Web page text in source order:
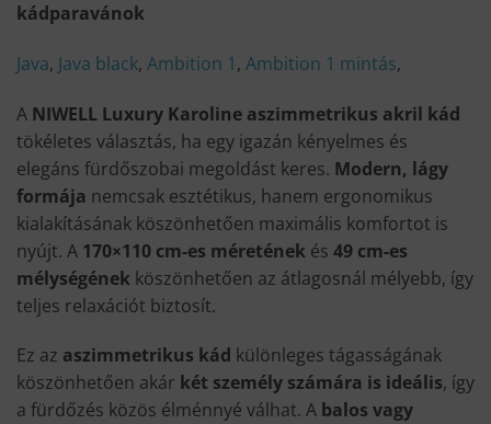
kádparavánok
Java, Java black, Ambition 1, Ambition 1 mintás,
A NIWELL Luxury Karoline aszimmetrikus akril kád
tökéletes választás, ha egy igazán kényelmes és
elegáns fürdőszobai megoldást keres. Modern, lágy
formája nemcsak esztétikus, hanem ergonomikus
kialakításának köszönhetően maximális komfortot is
nyújt. A 170×110 cm-es méretének és 49 cm-es
mélységének köszönhetően az átlagosnál mélyebb, így
teljes relaxációt biztosít.
Ez az aszimmetrikus kád különleges tágasságának
köszönhetően akár két személy számára is ideális, így
a fürdőzés közös élménnyé válhat. A balos vagy